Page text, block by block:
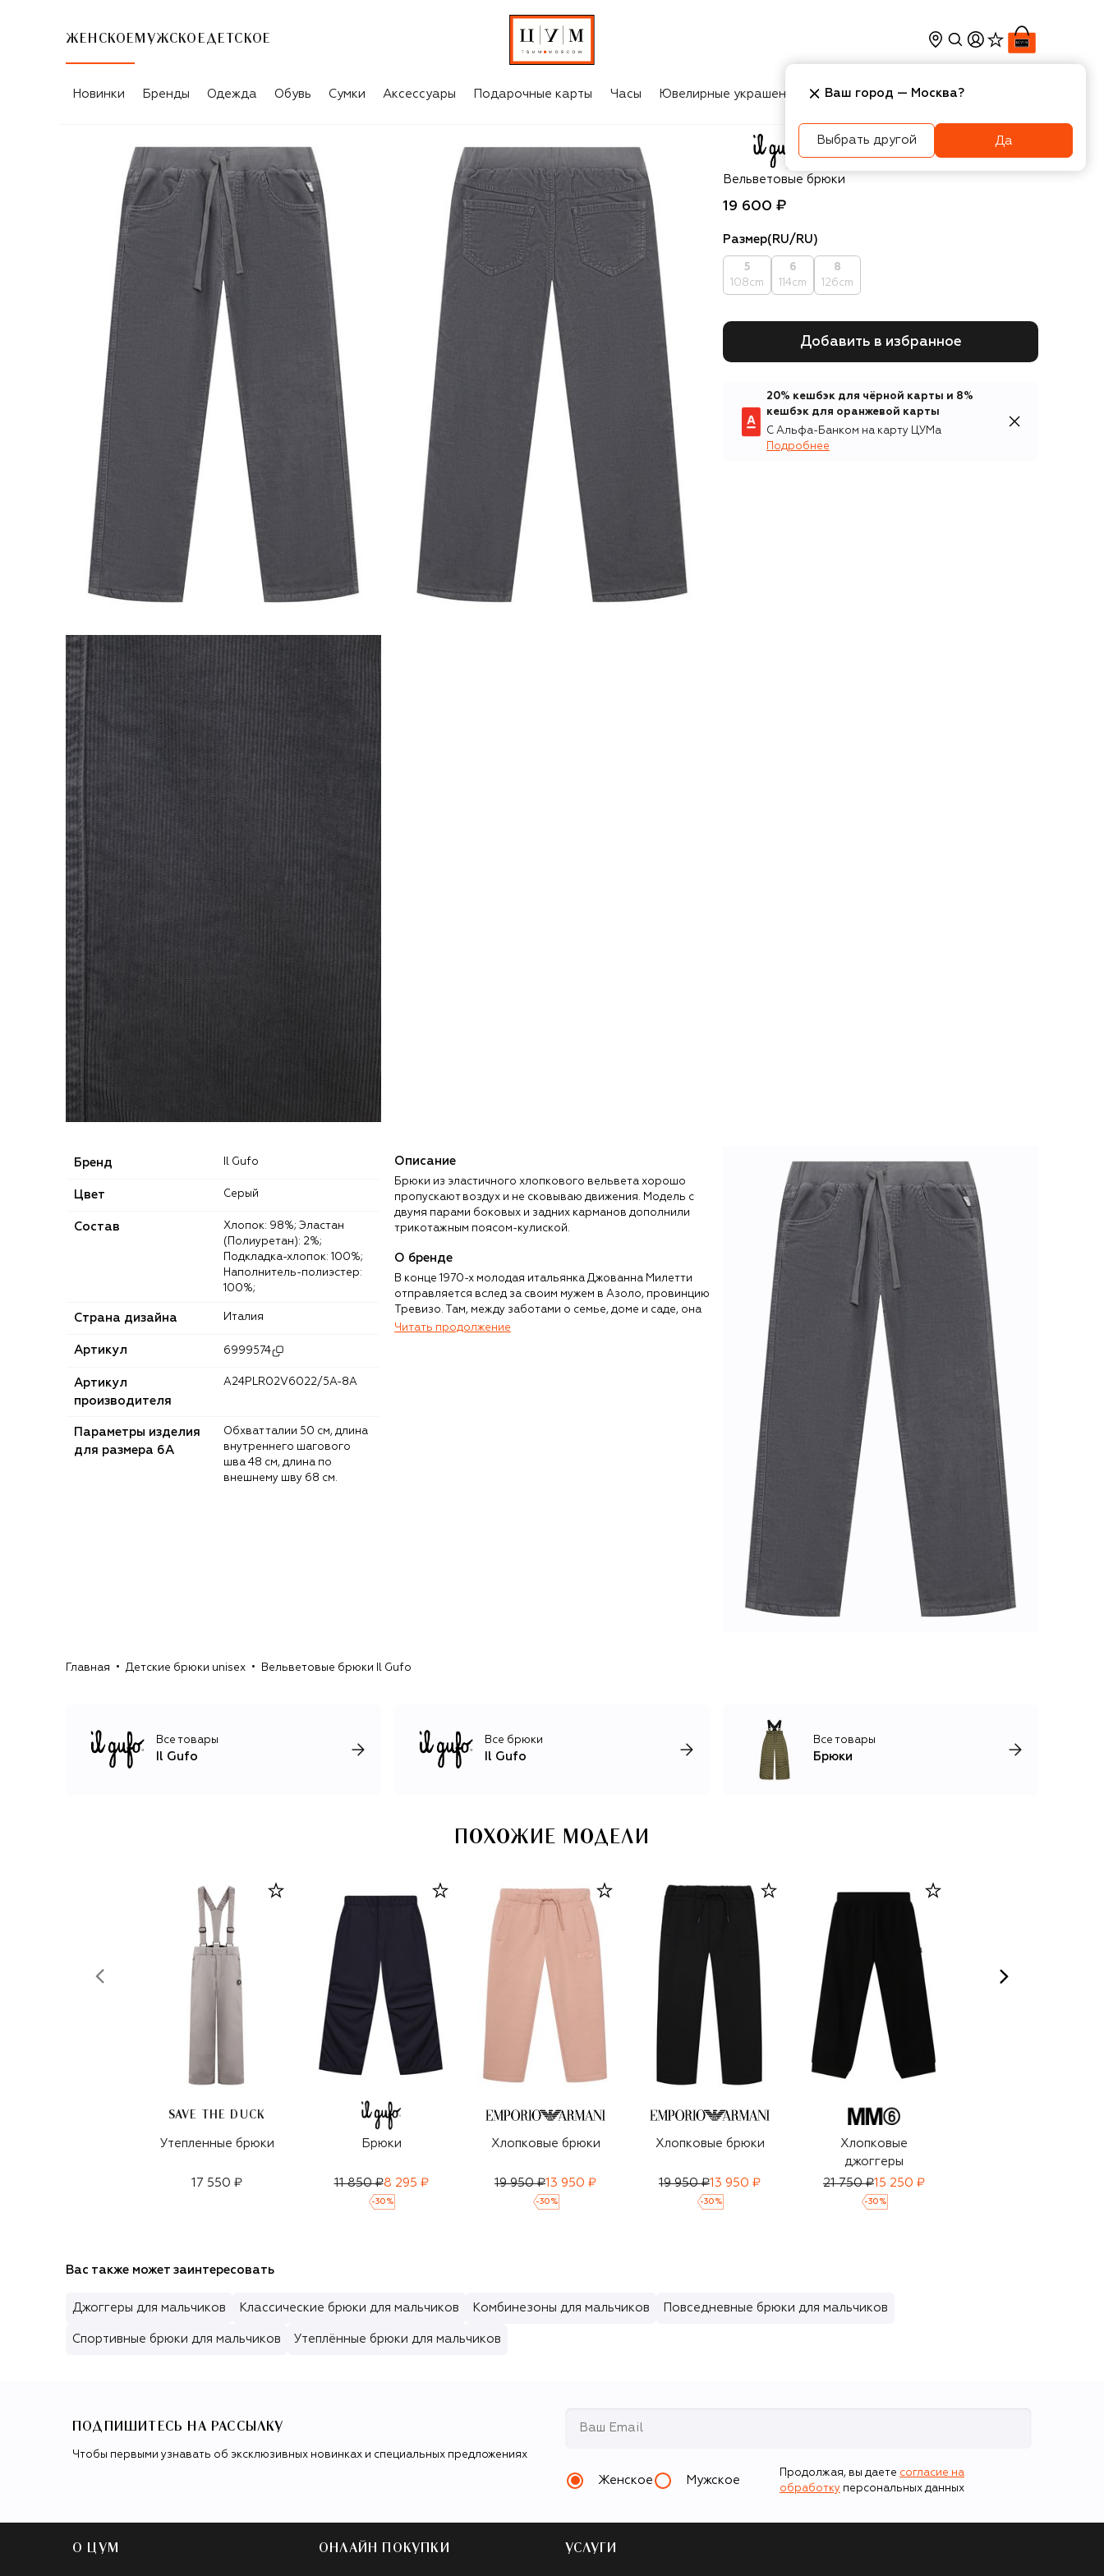
ЖЕНСКОЕ МУЖСКОЕ ДЕТСКОЕ
Новинки Бренды Одежда Обувь Сумки Аксессуары Подарочные карты Часы Ювелирные украшения Косметика Интерьер
Il Gufo
Вельветовые брюки
19 600 ₽
Размер(RU/RU)
5
108cm
6
114cm
8
126cm
Добавить в избранное
20% кешбэк для чёрной карты и 8%
кешбэк для оранжевой карты
С Альфа-Банком на карту ЦУМа
Подробнее
Бренд Il Gufo
Цвет Серый
Состав
Хлопок: 98%; Эластан
(Полиуретан): 2%;
Подкладка-хлопок: 100%;
Наполнитель-полиэстер:
100%;
Страна дизайна Италия
Артикул 6999574
Артикул
производителя
A24PLR02V6022/5A-8A
Параметры изделия
для размера 6A
Обхват талии 50 см, длина
внутреннего шагового
шва 48 см, длина по
внешнему шву 68 см.
Описание
Брюки из эластичного хлопкового вельвета хорошо
пропускают воздух и не сковываю движения. Модель с
двумя парами боковых и задних карманов дополнили
трикотажным поясом-кулиской.
О бренде
В конце 1970-х молодая итальянка Джованна Милетти
отправляется вслед за своим мужем в Азоло, провинцию
Тревизо. Там, между заботами о семье, доме и саде, она
успевает шить — сначала пеленки и слюнявчики, затем
Читать продолжение
Главная Детские брюки unisex Вельветовые брюки Il Gufo
Все товары
Il Gufo
Все брюки
Il Gufo
Все товары
Брюки
ПОХОЖИЕ МОДЕЛИ
SAVE THE DUCK
Утепленные брюки
17 550 ₽
Брюки
11 850 ₽8 295 ₽
-30 %
Хлопковые брюки
19 950 ₽13 950 ₽
-30 %
Хлопковые брюки
19 950 ₽13 950 ₽
-30 %
Хлопковые
джоггеры
21 750 ₽15 250 ₽
-30 %
Вас также может заинтересовать
Джоггеры для мальчиков Классические брюки для мальчиков Комбинезоны для мальчиков Повседневные брюки для мальчиков
Спортивные брюки для мальчиков Утеплённые брюки для мальчиков
ПОДПИШИТЕСЬ НА РАССЫЛКУ
Чтобы первыми узнавать об эксклюзивных новинках и специальных предложениях
Женское Мужское
Продолжая, вы даете согласие на
обработку персональных данных
О ЦУМ ОНЛАЙН ПОКУПКИ УСЛУГИ
Ваш город — Москва?
Выбрать другой Да